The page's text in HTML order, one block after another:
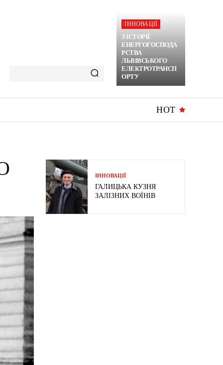
ІННОВАЦІЇ
З ІСТОРІЇ
ЕНЕРГОГОСПОДА
РСТВА
ЛЬВІВСЬКОГО
ЕЛЕКТРОТРАНСП
ОРТУ
HOT
ІННОВАЦІЇ
ГАЛИЦЬКА КУЗНЯ
ЗАЛІЗНИХ ВОЇНІВ